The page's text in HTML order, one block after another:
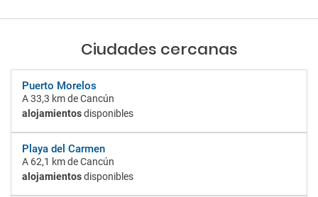
Ciudades cercanas
Puerto Morelos
A33,3 kmde Cancún
alojamientosdisponibles
Playa del Carmen
A 62,1 kmde Cancún
alojamientosdisponibles